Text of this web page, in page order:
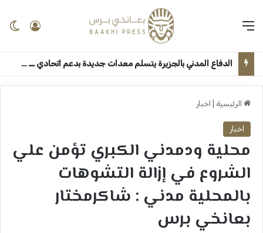
الدفاع المدني بالجزيرة يتسلم معدات جديدة بدعم اتحادي ــ مدني: عبدالوهاب السنجك
الرئيسية اخبار
اخبار
محلية ودمدني الكبري تؤمن علي
الشروع في إزالة التشوهات
بالمحلية مدني : شاكرمختار
بعانخي برس